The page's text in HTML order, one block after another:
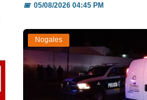
📅05/08/2026 04:45 PM
Nogales